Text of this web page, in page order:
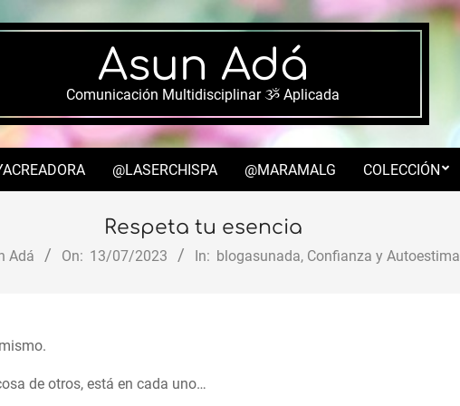
Asun Adá
Comunicación Multidisciplinar ૐ Aplicada
Secondary
Menu
@LASERCHISPA @MARAMALG COLECCIÓN
Respeta tu esencia
Adá On: 13/07/2023 In: blogasunada, Confianza y Autoestima
de otros, está en cada uno…